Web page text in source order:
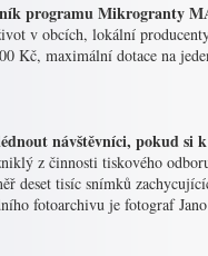
programu Mikrogranty
v obcích, lokální
Kč, maximální dotace na
návštěvníci, pokud si
z činnosti tiskového
deset tisíc snímků
fotoarchivu je fotograf